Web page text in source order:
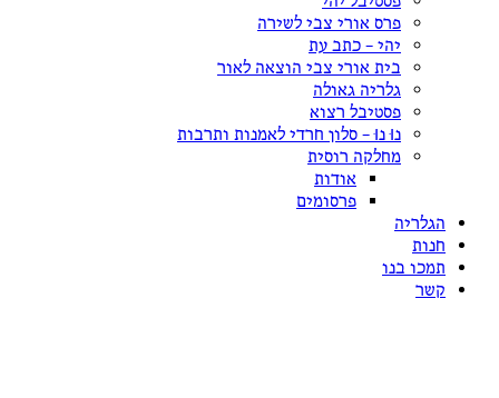
פרס אורי צבי לשירה
יהי – כתב עת
בית אורי צבי הוצאה לאור
גלריה גאולה
פסטיבל רצוא
נוּ נוּ – סלון חרדי לאמנות ותרבות
מחלקה רוסית
אודות
פרסומים
הגלריה
חנות
תמכו בנו
קשר